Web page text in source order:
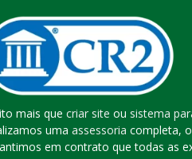
mais que criar site ou sistema
uma assessoria completa,
em contrato que todas as